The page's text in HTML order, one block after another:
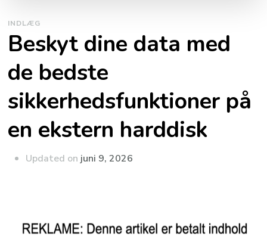
INDLÆG
Beskyt dine data med
de bedste
sikkerhedsfunktioner på
en ekstern harddisk
Updated on juni 9, 2026